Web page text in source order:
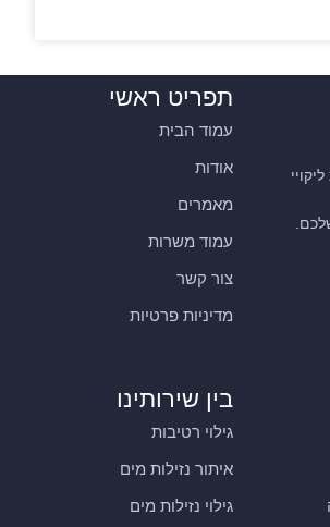
תפריט ראשי
עמוד הבית
אודות
מאמרים
עמוד משרות
צור קשר
מדיניות פרטיות
בין שירותינו
גילוי רטיבות
איתור נזילות מים
גילוי נזילות מים